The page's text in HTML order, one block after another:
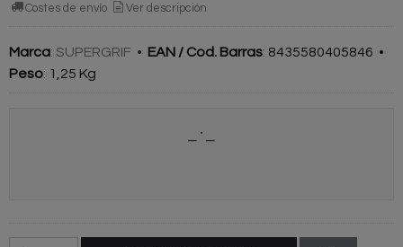
Costes de envío Ver descripción
Marca: SUPERGRIF • EAN / Cod. Barras: 8435580405846 •
Peso: 1,25 Kg